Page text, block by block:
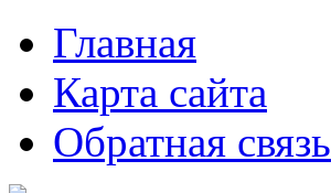
Главная
Карта сайта
Обратная связь